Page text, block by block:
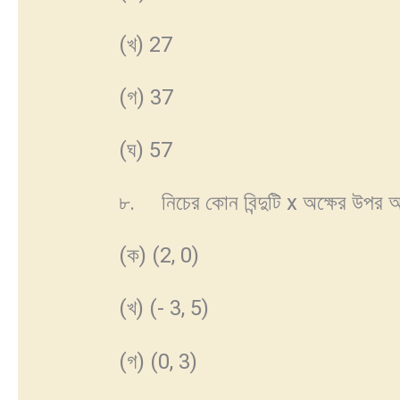
(খ) 27
(গ) 37
(ঘ) 57
৮. নিচের কোন বিন্দুটি x অক্ষের উপর
(ক) (2, 0)
(খ) (- 3, 5)
(গ) (0, 3)